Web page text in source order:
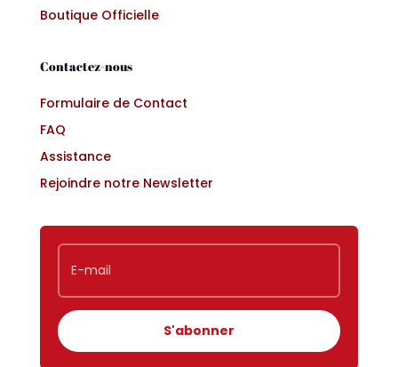
Boutique Officielle
Contactez-nous
Formulaire de Contact
FAQ
Assistance
Rejoindre notre Newsletter
S'abonner